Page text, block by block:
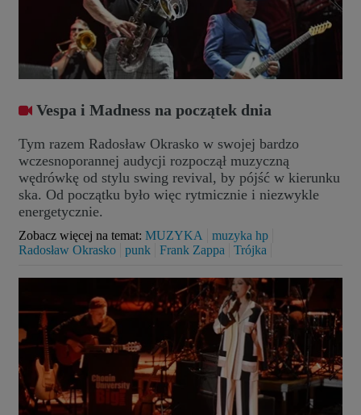
Vespa i Madness na początek dnia
Tym razem Radosław Okrasko w swojej bardzo
wczesnoporannej audycji rozpoczął muzyczną
wędrówkę od stylu swing revival, by pójść w kierunku
ska. Od początku było więc rytmicznie i niezwykle
energetycznie.
Zobacz więcej na temat: MUZYKA
muzyka hp
Radosław Okrasko
punk Frank Zappa Trójka